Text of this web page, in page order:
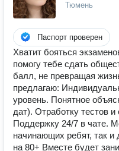
Тюмень
Паспорт проверен
Хватит бояться
помогу тебе сдать
балл, не превращая
предлагаю:
уровень. Понятное
дат). Отработку тестов
Поддержку 24/7 в чате.
начинающих ребят, так и
на 80+ Вместе будет